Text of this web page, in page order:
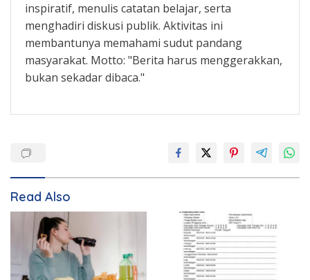
inspiratif, menulis catatan belajar, serta
menghadiri diskusi publik. Aktivitas ini
membantunya memahami sudut pandang
masyarakat. Motto: "Berita harus menggerakkan,
bukan sekadar dibaca."
Read Also